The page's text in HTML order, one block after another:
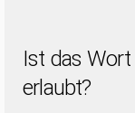
Ist das Wort
erlaubt?